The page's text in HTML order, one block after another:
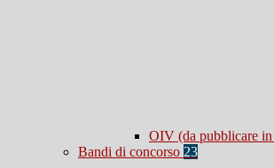
OIV (da pubblicare in
Bandi di concorso 23